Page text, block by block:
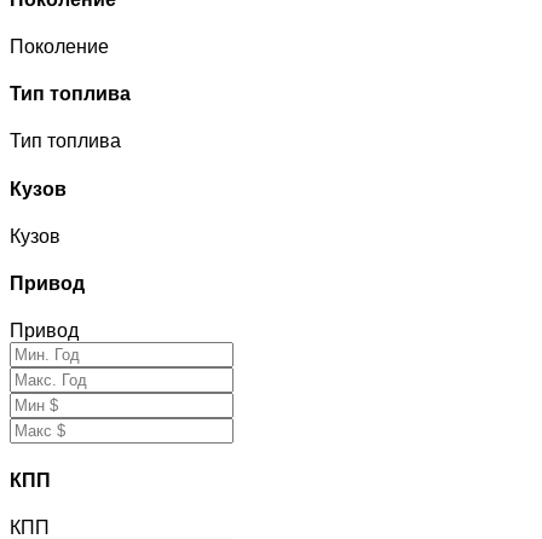
Поколение
Тип топлива
Тип топлива
Кузов
Кузов
Привод
Привод
КПП
КПП